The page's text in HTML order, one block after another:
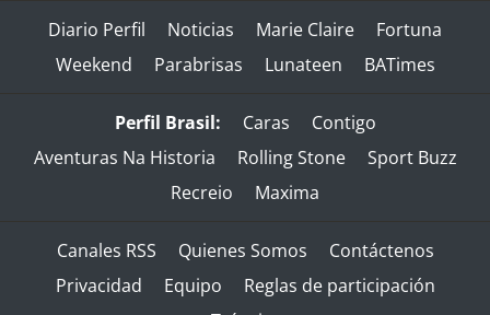
Diario Perfil Noticias Marie Claire
Fortuna
Weekend
Parabrisas Lunateen BATimes
Perfil Brasil: Caras
Contigo
Aventuras Na Historia
Rolling Stone
Sport Buzz
Recreio
Maxima
Canales RSS Quienes Somos
Contáctenos
Privacidad
Equipo
Reglas de participación